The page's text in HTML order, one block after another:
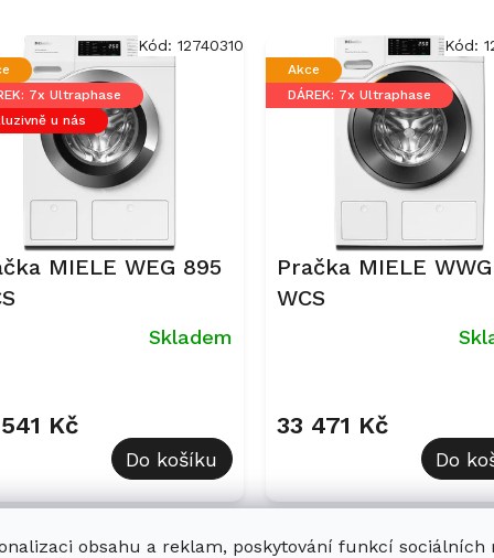
obsahu a reklam, poskytování funkcí sociálních
7x Ultraphase
u nás
MIELE WEG 895
Skladem
Kč
Do košíku
Kód: 12740310
Akce
DÁREK: 7x Ultraphase
Pračka MIELE
WCS
33 471 Kč
Do
Kód: